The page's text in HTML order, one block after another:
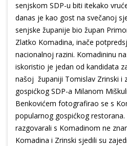
senjskom SDP-u biti itekako
danas je kao gost na svečanoj
senjske županije bio župan
Zlatko Komadina, inače
nacionalnoj razini. Komadininu
iskoristio je jedan od kandidata
našoj županiji Tomislav Zrinski i
gospićkog SDP-a Milanom
Benkovićem fotografirao se s
popularnog gospićkog restorana.
razgovarali s Komadinom ne
Komadina i Zrinski sjedili su